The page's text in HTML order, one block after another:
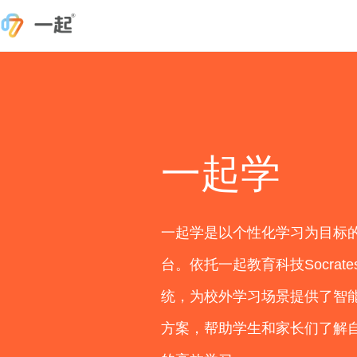
一起学
一起学是以个性化学习为目标
台。依托一起教育科技
统，为校外学习场景提供了智
方案，帮助学生和家长们了解